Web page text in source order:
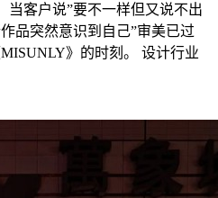
当客户说”要不一样但又说不出
品突然意识到自己”审美已过
》的时刻。 设计行业